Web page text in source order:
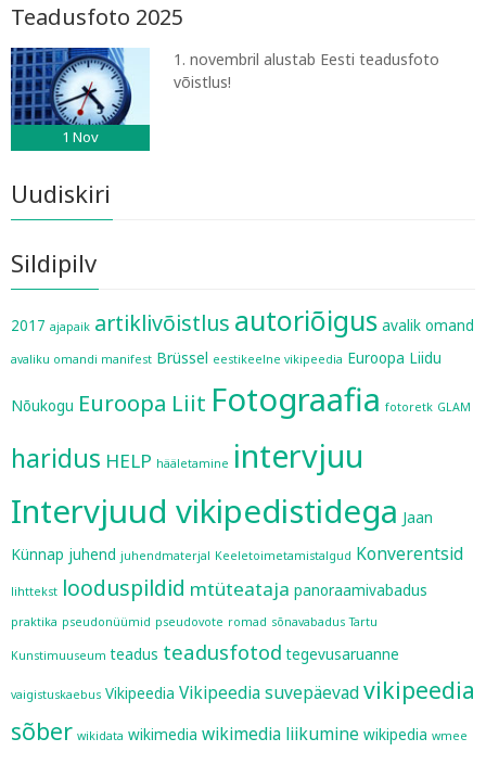
Teadusfoto 2025
1 Nov
1. novembril alustab Eesti teadusfoto
võistlus!
Uudiskiri
Sildipilv
2017 ajapaik artiklivõistlus autoriõigus avalik omand
avaliku omandi manifest Brüssel eestikeelne vikipeedia Euroopa Liidu
Nõukogu Euroopa Liit Fotograafia fotoretk GLAM
haridus HELP hääletamine intervjuu
Intervjuud vikipedistidega Jaan
Künnap juhend juhendmaterjal Keeletoimetamistalgud Konverentsid
lihttekst looduspildid mtüteataja panoraamivabadus
praktika pseudonüümid pseudovote romad sõnavabadus Tartu
Kunstimuuseum teadus teadusfotod tegevusaruanne
vaigistuskaebus Vikipeedia Vikipeedia suvepäevadvikipeedia
sõber wikidata wikimedia wikimedia liikumine wikipedia wmee